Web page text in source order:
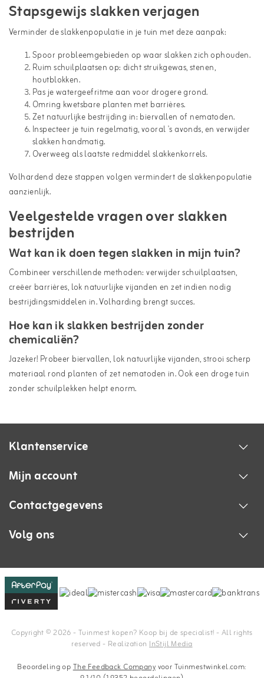
Stapsgewijs slakken verjagen
Verminder de slakkenpopulatie in je tuin met deze aanpak:
Spoor probleemgebieden op waar slakken zich ophouden.
Ruim schuilplaatsen op: dicht struikgewas, stenen,
houtblokken.
Pas je watergeefritme aan voor drogere grond.
Omring kwetsbare planten met barrières.
Zet natuurlijke bestrijding in: biervallen of nematoden.
Inspecteer je tuin regelmatig, vooral 's avonds, en verwijder
slakken handmatig.
Overweeg als laatste redmiddel slakkenkorrels.
Volhardend deze stappen volgen vermindert de slakkenpopulatie
aanzienlijk.
Veelgestelde vragen over slakken
bestrijden
Wat kan ik doen tegen slakken in mijn tuin?
Combineer verschillende methoden: verwijder schuilplaatsen,
creëer barrières, lok natuurlijke vijanden en zet indien nodig
bestrijdingsmiddelen in. Volharding brengt succes.
Hoe kan ik slakken bestrijden zonder
chemicaliën?
Jazeker! Probeer biervallen, lok natuurlijke vijanden, strooi scherp
materiaal rond planten of zet nematoden in. Ook een droge tuin
zonder schuilplekken helpt enorm.
Klantenservice
Mijn account
Contactgegevens
Volg ons
Copyright © 2026 - Tuinmest kopen? Koop bij de specialist! - All rights
reserved - RealizationInStijl Media
Beoordeling opThe Feedback Companyvoor Tuinmestwinkel.com: